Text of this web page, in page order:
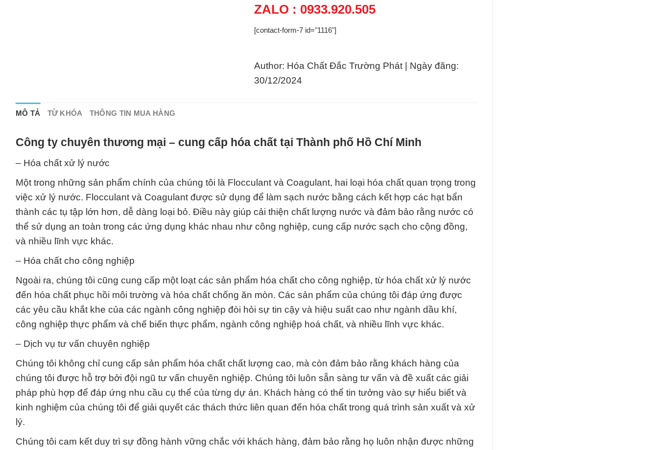
ZALO : 0933.920.505
[contact-form-7 id="1116"]
Author: Hóa Chất Đắc Trường Phát | Ngày đăng:
30/12/2024
MÔ TẢ TỪ KHÓA THÔNG TIN MUA HÀNG
Công ty chuyên thương mại – cung cấp hóa chất tại Thành phố Hồ Chí Minh
– Hóa chất xử lý nước
Một trong những sản phẩm chính của chúng tôi là Flocculant và Coagulant, hai loại hóa chất quan trọng trong
việc xử lý nước. Flocculant và Coagulant được sử dụng để làm sạch nước bằng cách kết hợp các hạt bẩn
thành các tụ tập lớn hơn, dễ dàng loại bỏ. Điều này giúp cải thiện chất lượng nước và đảm bảo rằng nước có
thể sử dụng an toàn trong các ứng dụng khác nhau như công nghiệp, cung cấp nước sạch cho cộng đồng,
và nhiều lĩnh vực khác.
– Hóa chất cho công nghiệp
Ngoài ra, chúng tôi cũng cung cấp một loạt các sản phẩm hóa chất cho công nghiệp, từ hóa chất xử lý nước
đến hóa chất phục hồi môi trường và hóa chất chống ăn mòn. Các sản phẩm của chúng tôi đáp ứng được
các yêu cầu khắt khe của các ngành công nghiệp đòi hỏi sự tin cậy và hiệu suất cao như ngành dầu khí,
công nghiệp thực phẩm và chế biến thực phẩm, ngành công nghiệp hoá chất, và nhiều lĩnh vực khác.
– Dịch vụ tư vấn chuyên nghiệp
Chúng tôi không chỉ cung cấp sản phẩm hóa chất chất lượng cao, mà còn đảm bảo rằng khách hàng của
chúng tôi được hỗ trợ bởi đội ngũ tư vấn chuyên nghiệp. Chúng tôi luôn sẵn sàng tư vấn và đề xuất các giải
pháp phù hợp để đáp ứng nhu cầu cụ thể của từng dự án. Khách hàng có thể tin tưởng vào sự hiểu biết và
kinh nghiệm của chúng tôi để giải quyết các thách thức liên quan đến hóa chất trong quá trình sản xuất và xử
lý.
Chúng tôi cam kết duy trì sự đồng hành vững chắc với khách hàng, đảm bảo rằng họ luôn nhận được những